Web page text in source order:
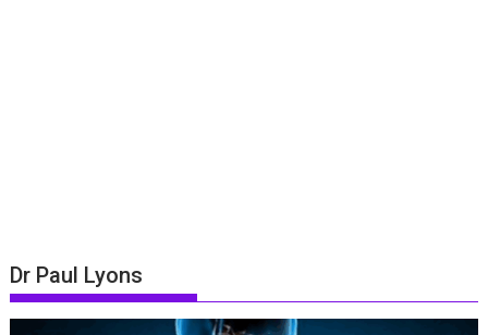
Dr Paul Lyons